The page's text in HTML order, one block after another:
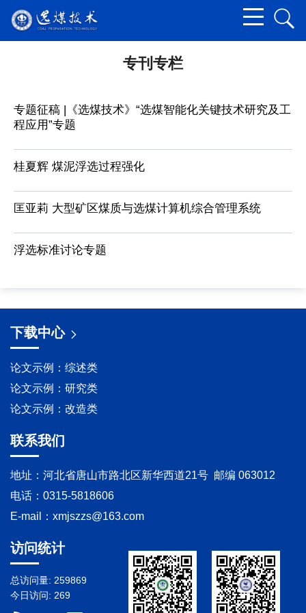
专刊专栏
专题征稿 |《选煤技术》“选煤智能化关键技术研究及工
程应用”专题
桂夏辉 煤泥浮选过程强化
匡亚莉 大型矿区煤质与选煤计算机综合管理系统
浮选标准讨论专题
下载中心
论文示例：综述类
论文示例：研究类
论文示例：改造类
联系我们
地址：河北省唐山市路北区新华西道21号 邮编 063012
电话：0315-5818606
E-mail： xmjszzs@163.com
访问统计
总访问量: 259869
今日访问: 269